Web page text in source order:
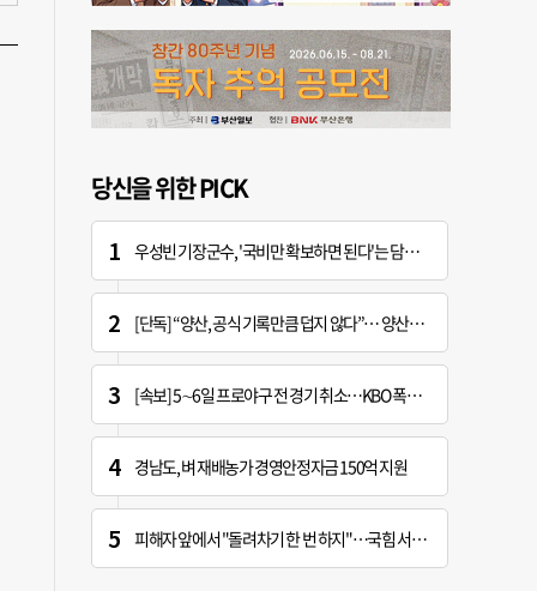
당신을 위한 PICK
우성빈 기장군수, '국비만 확보하면 된다'는 담당자에 "국비는 국민의 혈세" 지적
[단독] “양산, 공식 기록만큼 덥지 않다”… 양산시, 기상청에 관측장비 이동 요청
[속보] 5∼6일 프로야구 전 경기 취소…KBO 폭염 긴급대책 회의 개최
경남도, 벼 재배농가 경영안정자금 150억 지원
피해자 앞에서 "돌려차기 한 번 하지"…국힘 서범수 황당한 망언